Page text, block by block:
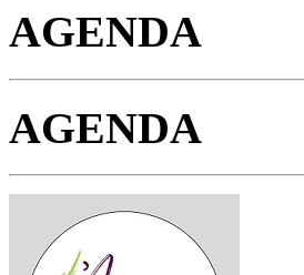
AGENDA
AGENDA